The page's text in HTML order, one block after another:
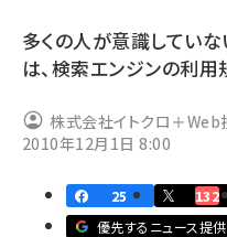
youtube (2439)
セミナー (2308)
meo (1277)
多くの人が意識していな
は、検索エンジンの利
株式会社イトクロ＋Web
2010年12月1日 8:00
25 132
優先するニュース提